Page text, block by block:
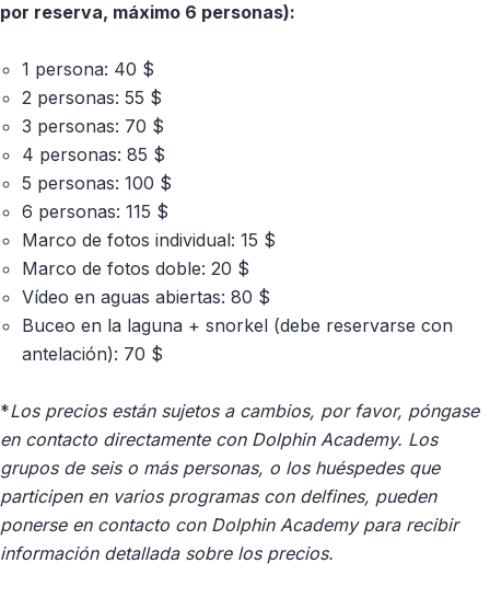
por reserva, máximo 6 personas):
1 persona: 40 $
2 personas: 55 $
3 personas: 70 $
4 personas: 85 $
5 personas: 100 $
6 personas: 115 $
Marco de fotos individual: 15 $
Marco de fotos doble: 20 $
Vídeo en aguas abiertas: 80 $
Buceo en la laguna + snorkel (debe reservarse con
antelación): 70 $
*Los precios están sujetos a cambios, por favor, póngase
en contacto directamente con Dolphin Academy. Los
grupos de seis o más personas, o los huéspedes que
participen en varios programas con delfines, pueden
ponerse en contacto con Dolphin Academy para recibir
información detallada sobre los precios.